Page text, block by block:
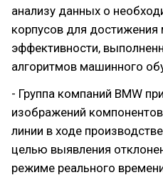
анализу данных о
корпусов для достижения
эффективности,
алгоритмов машинного
- Группа компаний BMW
изображений
линии в ходе
целью выявления
режиме реального